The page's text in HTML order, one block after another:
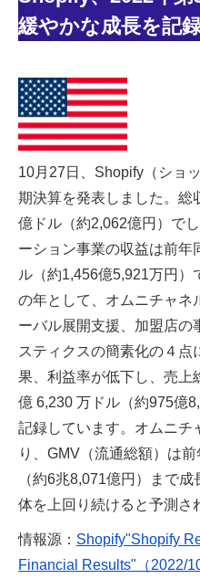
緩やかな成長を記
10月27日、Shopify（ショ
期決算を発表しました。総
億ドル（約2,062億円）で
ーション事業の収益は前年
ル（約1,456億5,921万円）
の年として、オムニチャネ
ーバル展開支援、加盟店の
スティクスの簡素化の４
果、利益率が低下し、売上
億 6,230 万ドル（約975億
記録しています。オムニチ
り、GMV（流通総額）は
（約6兆8,071億円）まで
体を上回り続けると予測さ
情報源： Shopify"Shopify
Financial Results"（2022/